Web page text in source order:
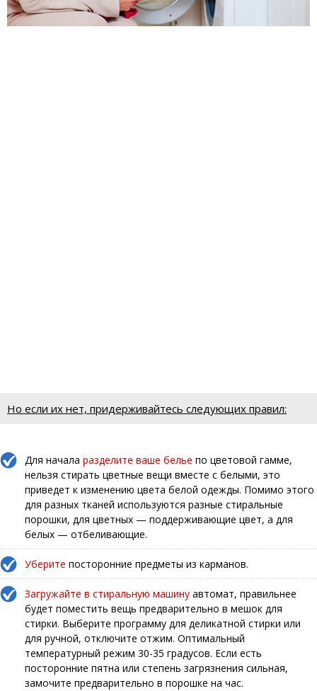
Но если их нет, придерживайтесь следующих правил:
Для начала разделите ваше белье по цветовой гамме,
нельзя стирать цветные вещи вместе с белыми, это
приведет к изменению цвета белой одежды. Помимо этого
для разных тканей используются разные стиральные
порошки, для цветных — поддерживающие цвет, а для
белых — отбеливающие.
Уберите посторонние предметы из карманов.
Загружайте в стиральную машину автомат, правильнее
будет поместить вещь предварительно в мешок для
стирки. Выберите программу для деликатной стирки или
для ручной, отключите отжим. Оптимальный
температурный режим 30-35 градусов. Если есть
посторонние пятна или степень загрязнения сильная,
замочите предварительно в порошке на час.